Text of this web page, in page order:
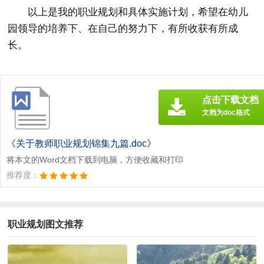
以上是我的职业规划和具体实施计划，希望在幼儿
园领导的培养下、在自己的努力下，有所收获有所成
长。
《关于教师职业规划锦集九篇.doc》
将本文的Word文档下载到电脑，方便收藏和打印
推荐度：
点击下载文档
文档为doc格式
职业规划图文推荐